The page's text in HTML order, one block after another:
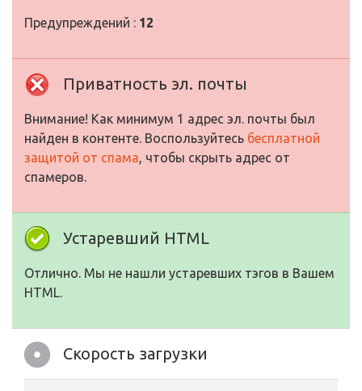
Предупреждений : 12
Приватность эл. почты
Внимание! Как минимум 1 адрес эл. почты был
найден в контенте. Воспользуйтесь бесплатной
защитой от спама, чтобы скрыть адрес от
спамеров.
Устаревший HTML
Отлично. Мы не нашли устаревших тэгов в Вашем
HTML.
Скорость загрузки